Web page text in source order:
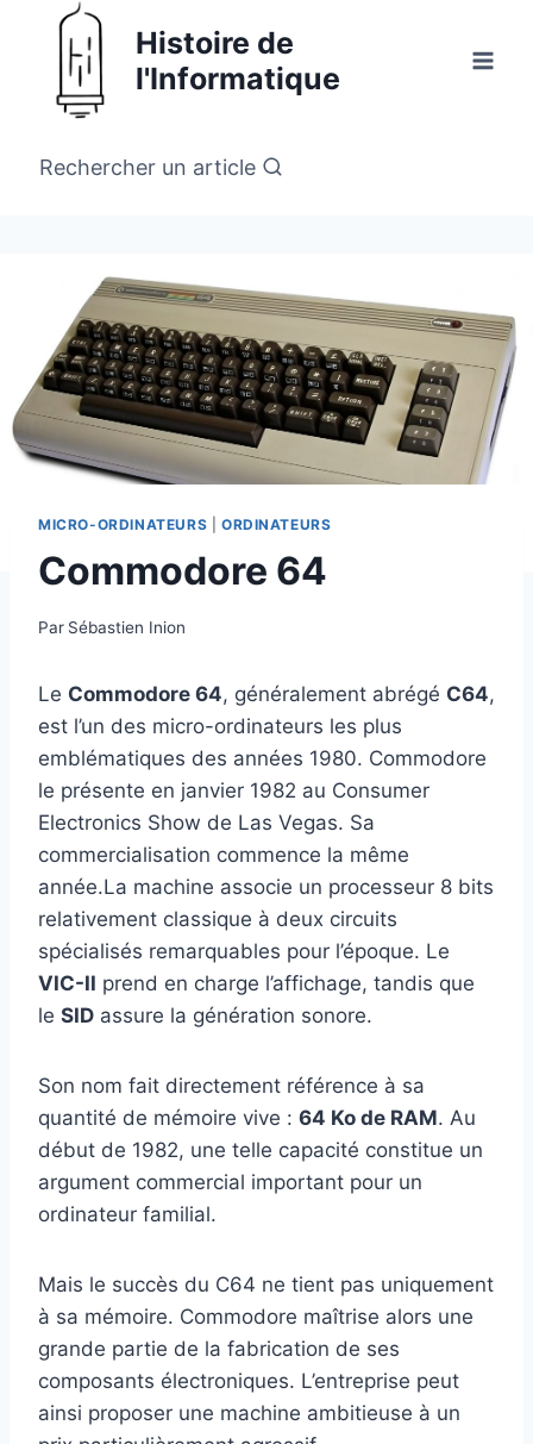
contenu
Histoire de
l'Informatique
Rechercher un article
MICRO-ORDINATEURS ORDINATEURS
Commodore 64
Par Sébastien Inion
Le Commodore 64, généralement abrégé C64,
est l’un des micro-ordinateurs les plus
emblématiques des années 1980. Commodore
le présente en janvier 1982 au Consumer
Electronics Show de Las Vegas. Sa
commercialisation commence la même
année.La machine associe un processeur 8 bits
relativement classique à deux circuits
spécialisés remarquables pour l’époque. Le
VIC-II prend en charge l’affichage, tandis que
le SID assure la génération sonore.
Son nom fait directement référence à sa
quantité de mémoire vive : 64 Ko de RAM. Au
début de 1982, une telle capacité constitue un
argument commercial important pour un
ordinateur familial.
Mais le succès du C64 ne tient pas uniquement
à sa mémoire. Commodore maîtrise alors une
grande partie de la fabrication de ses
composants électroniques. L’entreprise peut
ainsi proposer une machine ambitieuse à un